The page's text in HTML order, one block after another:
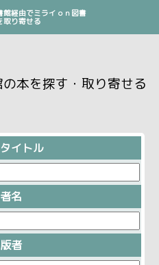
館経由でミライｏｎ図書
取り寄せる
本を探す・取り寄せる
イトル
名
者